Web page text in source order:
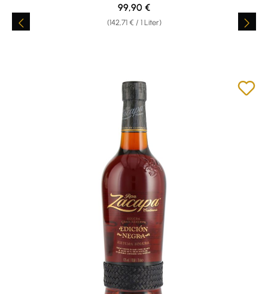
(142,71 € / 1 Liter)
Regulärer Preis:
99,90 €